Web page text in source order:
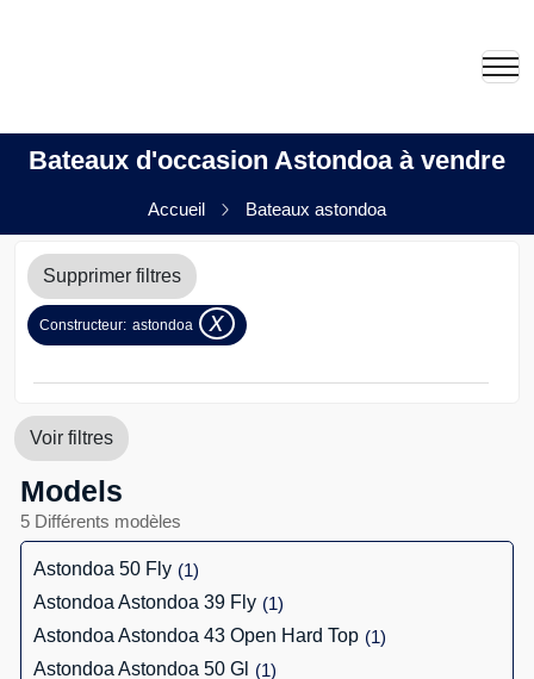
Bateaux d'occasion Astondoa à vendre
Accueil Bateaux astondoa
Supprimer filtres
Constructeur: astondoa x
Voir filtres
Models
5 Différents modèles
Astondoa 50 Fly (1)
Astondoa Astondoa 39 Fly (1)
Astondoa Astondoa 43 Open Hard Top (1)
Astondoa Astondoa 50 Gl (1)